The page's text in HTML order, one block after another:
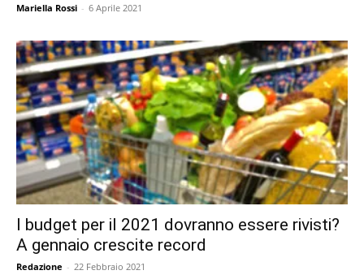
Mariella Rossi - 6 Aprile 2021
I budget per il 2021 dovranno essere rivisti?
A gennaio crescite record
Redazione - 22 Febbraio 2021